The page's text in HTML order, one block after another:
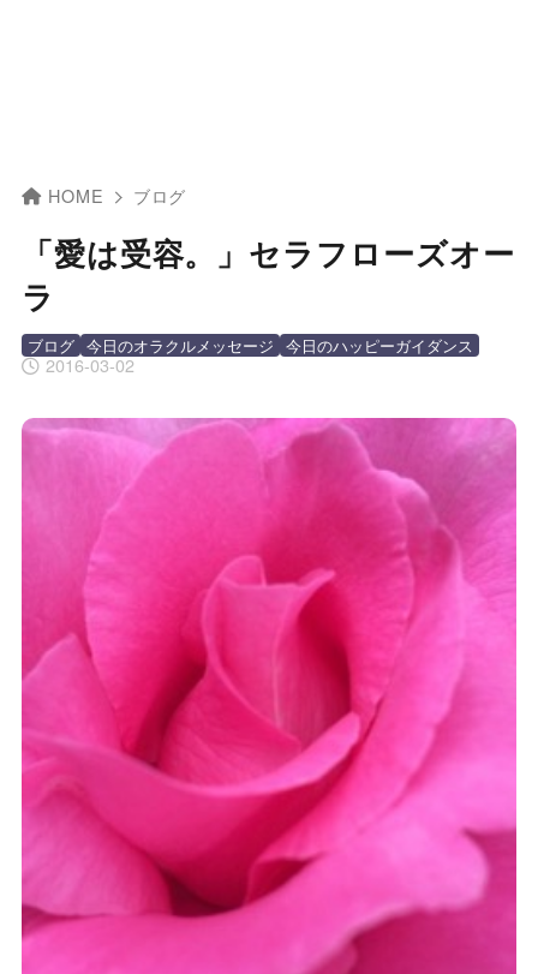
HOME ブログ
「愛は受容。」セラフローズオー
ラ
2016-03-02
ブログ 今日のオラクルメッセージ 今日のハッピーガイダンス